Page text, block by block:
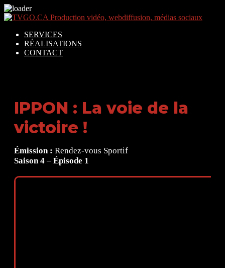
SERVICES
RÉALISATIONS
CONTACT
IPPON : La voie de la
victoire !
Émission : Rendez-vous Sportif
Saison 4 – Épisode 1